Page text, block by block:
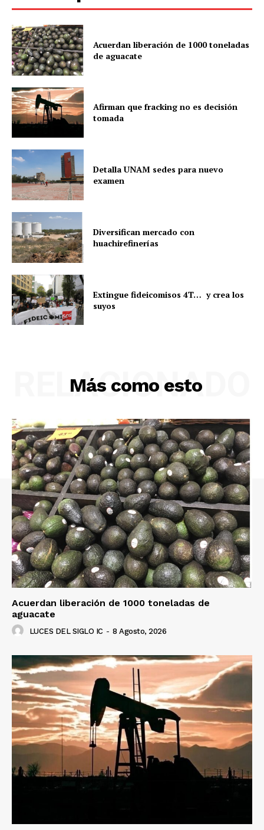
Acuerdan liberación de 1000 toneladas
de aguacate
Afirman que fracking no es decisión
tomada
Detalla UNAM sedes para nuevo
examen
Diversifican mercado con
huachirefinerías
Extingue fideicomisos 4T… y crea los
suyos
Más como esto
RELACIONADO
Acuerdan liberación de 1000 toneladas de
aguacate
LUCES DEL SIGLO IC - 8 Agosto, 2026